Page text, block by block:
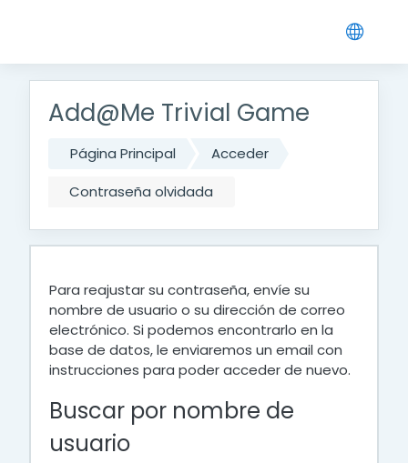
Add@Me Trivial Game
Página Principal
Acceder
Contraseña olvidada
Para reajustar su contraseña, envíe su
nombre de usuario o su dirección de correo
electrónico. Si podemos encontrarlo en la
base de datos, le enviaremos un email con
instrucciones para poder acceder de nuevo.
Buscar por nombre de
usuario